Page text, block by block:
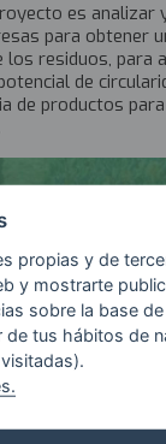
es analizar
para obtener
residuos, para
de
de productos
propias y de
y mostrarte
sobre la base
de tus hábitos de